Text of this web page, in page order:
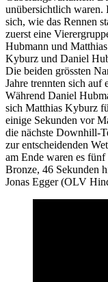
unübersichtlich waren.
sich, wie das Rennen
zuerst eine
Hubmann und
Kyburz und Daniel
Die beiden grössten
Jahre trennten sich auf
Während Daniel
sich Matthias Kyburz
einige Sekunden vor
die nächste Downhill-
zur entscheidenden
am Ende waren es
Bronze, 46 Sekunden
Jonas Egger (OLV